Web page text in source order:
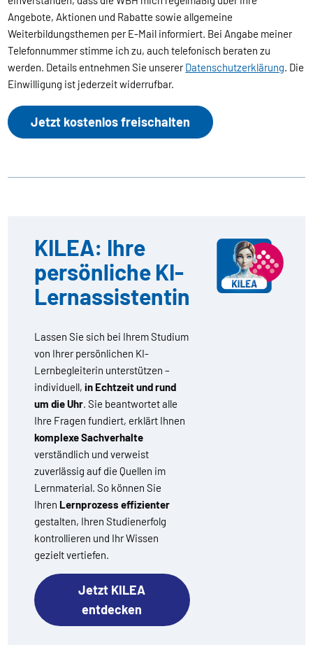
Angebote, Aktionen und Rabatte sowie allgemeine
Weiterbildungsthemen per E-Mail informiert. Bei Angabe meiner
Telefonnummer stimme ich zu, auch telefonisch beraten zu
werden. Details entnehmen Sie unsererDatenschutzerklärung. Die
Einwilligung ist jederzeit widerrufbar.
Jetzt kostenlos freischalten
KILEA: Ihre
persönliche KI-
Lernassistentin
Lassen Sie sich bei Ihrem Studium
von Ihrer persönlichen KI-
Lernbegleiterin unterstützen –
individuell, in Echtzeit und rund
um die Uhr. Sie beantwortet alle
Ihre Fragen fundiert, erklärt Ihnen
komplexe Sachverhalte
verständlich und verweist
zuverlässig auf die Quellen im
Lernmaterial. So können Sie
Ihren Lernprozess effizienter
gestalten, Ihren Studienerfolg
kontrollieren und Ihr Wissen
gezielt vertiefen.
Jetzt KILEA
entdecken